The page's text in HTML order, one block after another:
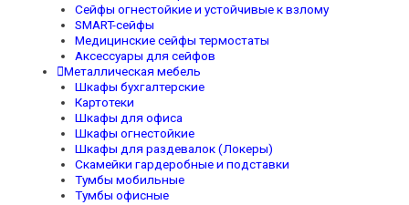
Сейфы огнестойкие и устойчивые к взлому
SMART-сейфы
Медицинские сейфы термостаты
Аксессуары для сейфов
Металлическая мебель
Шкафы бухгалтерские
Картотеки
Шкафы для офиса
Шкафы огнестойкие
Шкафы для раздевалок (Локеры)
Скамейки гардеробные и подставки
Тумбы мобильные
Тумбы офисные